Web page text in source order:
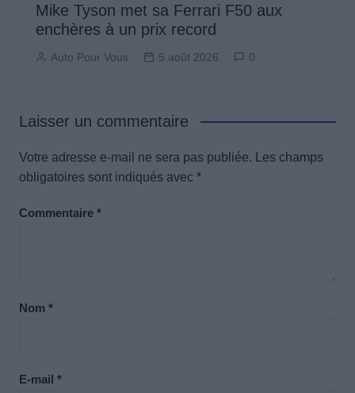
Mike Tyson met sa Ferrari F50 aux
enchères à un prix record
Auto Pour Vous 5 août 2026 0
Laisser un commentaire
Votre adresse e-mail ne sera pas publiée.
Les champs
obligatoires sont indiqués avec *
Commentaire *
Nom *
E-mail *